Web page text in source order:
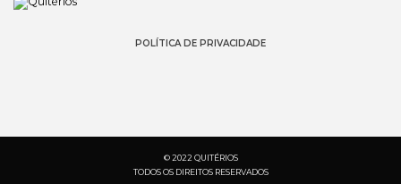
POLÍTICA DE PRIVACIDADE
© 2022 QUITÉRIOS
TODOS OS DIREITOS RESERVADOS